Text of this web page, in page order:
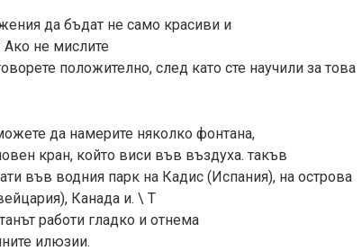
да бъдат не само красиви и
Ако не мислите
положително, след като сте научили за това
да намерите няколко фонтана,
кран, който виси във въздуха. такъв
във водния парк на Кадис (Испания), на острова
Канада и. \ T
работи гладко и отнема
илюзии.